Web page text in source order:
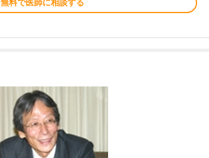
無料で医師に相談する